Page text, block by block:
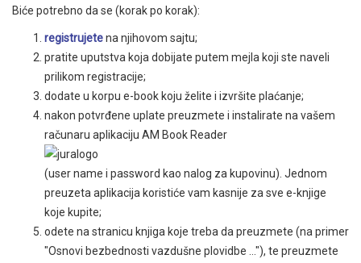
Biće potrebno da se (korak po korak):
registrujetena njihovom sajtu;
pratite uputstva koja dobijate putem mejla koji ste naveli
prilikom registracije;
dodate u korpu e-book koju želite i izvršite plaćanje;
nakon potvrđene uplate preuzmete i instalirate na vašem
računaru aplikaciju AM Book Reader
(user name i password kao nalog za kupovinu). Jednom
preuzeta aplikacija koristiće vam kasnije za sve e-knjige
koje kupite;
odete na stranicu knjiga koje treba da preuzmete (na primer
"Osnovi bezbednosti vazdušne plovidbe ..."), te preuzmete